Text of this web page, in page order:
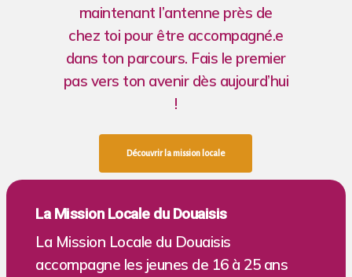
maintenant l’antenne près de
chez toi pour être accompagné.e
dans ton parcours. Fais le premier
pas vers ton avenir dès aujourd’hui
!
Découvrir a mission loca le
La Mission Locale du Douaisis
La Mission Locale du Douaisis
accompagne les jeunes de 16 à 25 ans